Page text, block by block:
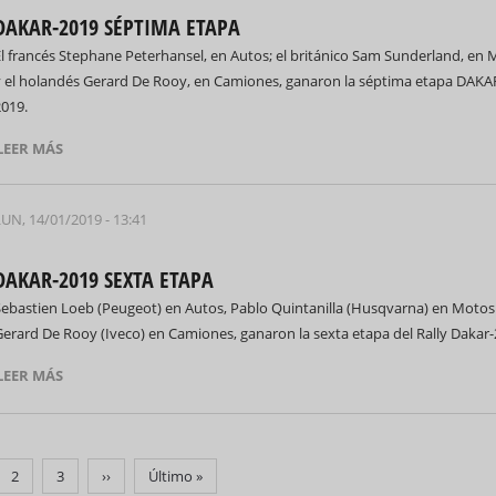
2019 SÉPTIMA ETAPA
francés Stephane Peterhansel, en Autos; el británico Sam Sunderland, en
el holandés Gerard De Rooy, en Camiones, ganaron la séptima etapa
MÁS
14/01/2019 - 13:41
2019 SEXTA ETAPA
Loeb (Peugeot) en Autos, Pablo Quintanilla (Husqvarna) en
De Rooy (Iveco) en Camiones, ganaron la sexta etapa del Rally
MÁS
Página
2 Página
3
Siguiente
››
Última
Último »